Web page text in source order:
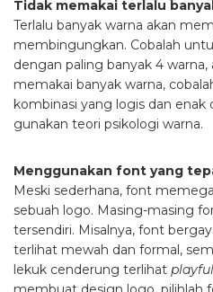
Tidak memakai terlalu
Terlalu banyak warna akan
membingungkan. Cobalah
dengan paling banyak 4
memakai banyak warna,
kombinasi yang logis dan
gunakan teori psikologi warna.
Menggunakan font yang
Meski sederhana, font
sebuah logo. Masing-masing
tersendiri. Misalnya, font
terlihat mewah dan formal,
lekuk cenderung terlihat playful